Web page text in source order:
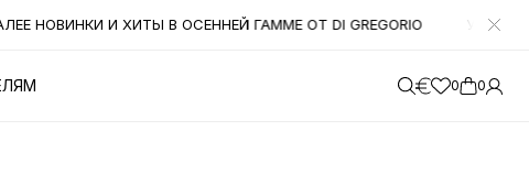
НОВИНКИ И ХИТЫ В ОСЕННЕЙ ГАММЕ ОТ DI GREGORIO
0 0